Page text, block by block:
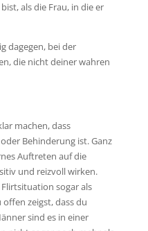
als die Frau, in die er
dagegen, bei der
die nicht deiner wahren
machen, dass
Behinderung ist. Ganz
Auftreten auf die
und reizvoll wirken.
sogar als
zeigst, dass du
sind es in einer